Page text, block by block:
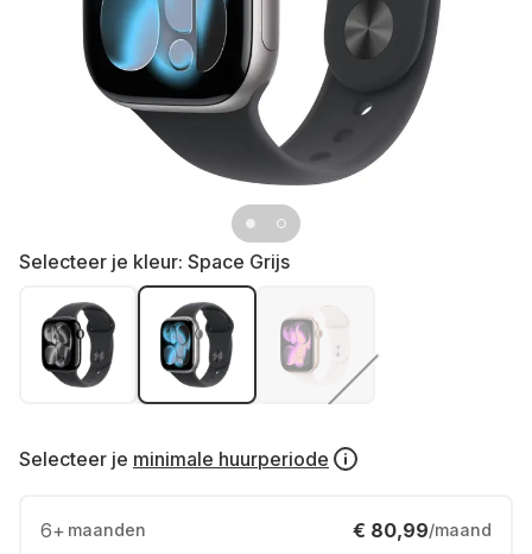
Selecteer je kleur: Space Grijs
Selecteer je minimale huurperiode
6+ maanden € 80,99/maand